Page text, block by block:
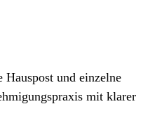
und einzelne
mit klarer